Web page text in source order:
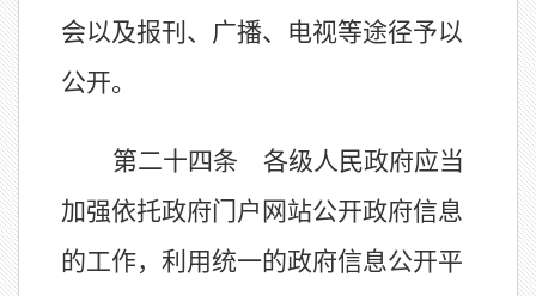
会以及报刊、广播、电视等途径予以
公开。
第二十四条 各级人民政府应当
加强依托政府门户网站公开政府信息
的工作，利用统一的政府信息公开平